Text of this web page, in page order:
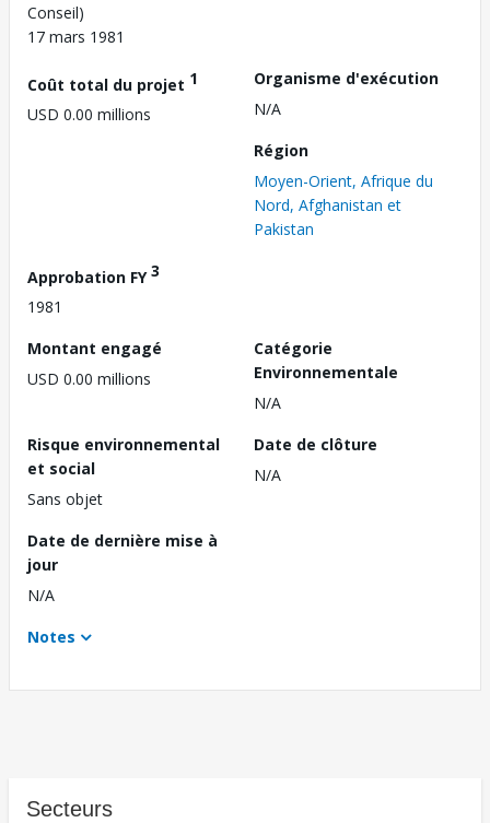
Conseil)
17 mars 1981
Coût total du projet 1
USD 0.00 millions
Organisme d'exécution
N/A
Région
Moyen-Orient, Afrique du
Nord, Afghanistan et
Pakistan
Approbation FY3
1981
Montant engagé
USD 0.00 millions
Catégorie
Environnementale
N/A
Risque environnemental
et social
Sans objet
Date de clôture
N/A
Date de dernière mise à
jour
N/A
Notes
Secteurs